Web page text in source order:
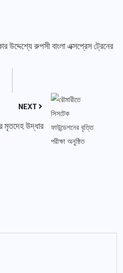
উদ্দেশ্যে রুপসী বাংলা এক্সপ্রেস ট্রেনের
NEXT
মৃতদেহ উদ্ধার